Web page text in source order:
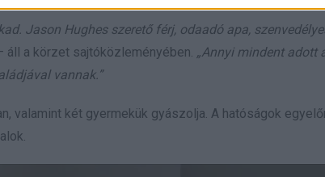
Jason Hughes szerető férj, odaadó apa,
áll a körzet sajtóközleményében. „Annyi mindent adott
vannak.”
valamint két gyermekük gyászolja. A hatóságok